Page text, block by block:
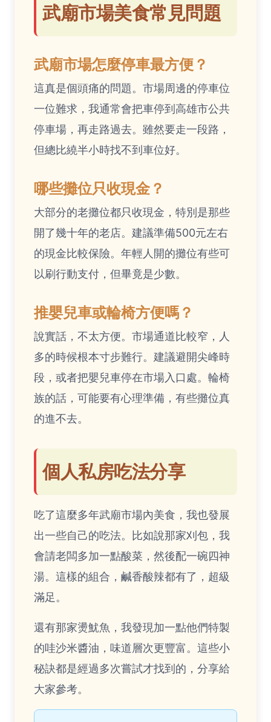
武廟市場美食常見問題
武廟市場怎麼停車最方便？
這真是個頭痛的問題。市場周邊的停車位
一位難求，我通常會把車停到 高雄市公共
停車場 ，再走路過去。雖然要走一段路，
但總比繞半小時找不到車位好。
哪些攤位只收現金？
大部分的老攤位都只收現金，特別是那些
開了幾十年的老店。建議準備500元左右
的現金比較保險。年輕人開的攤位有些可
以刷行動支付，但畢竟是少數。
推嬰兒車或輪椅方便嗎？
說實話，不太方便。市場通道比較窄，人
多的時候根本寸步難行。建議避開尖峰時
段，或者把嬰兒車停在市場入口處。輪椅
族的話，可能要有心理準備，有些攤位真
的進不去。
個人私房吃法分享
吃了這麼多年武廟市場內美食，我也發展
出一些自己的吃法。比如說那家刈包，我
會請老闆多加一點酸菜，然後配一碗四神
湯。這樣的組合，鹹香酸辣都有了，超級
滿足。
還有那家燙魷魚，我發現加一點他們特製
的哇沙米醬油，味道層次更豐富。這些小
秘訣都是經過多次嘗試才找到的，分享給
大家參考。